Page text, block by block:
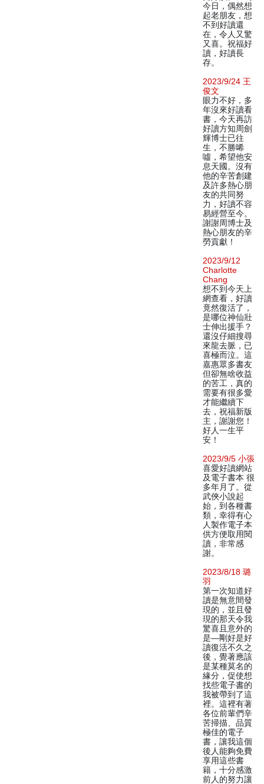
今日，偶然想
起老朋友，想
不到好讀還
在，令人又驚
又喜。祝福好
讀，好讀長
存。
2023/9/24 王
俊文
眼力不好，多
年沒來好讀看
書，今天再訪
好讀方知周劍
輝博士已往
生，不勝唏
噓，希望他安
息天國。沒有
他的辛苦創建
及許多熱心朋
友的共同努
力，好讀不容
易經營至今。
謝謝周博士及
熱心朋友的辛
勞貢獻！
2023/9/12
Charlotte
Chang
想不到今天上
網查看，好讀
竟然復活了，
是哪位神仙壯
士伸出援手？
還沒仔細搜尋
來龍去脈，已
喜極而泣。這
嘉惠眾多書友
但卻無啥收益
的苦工，真的
需要有很多愛
才能繼續下
去，祝福新版
主，謝謝您！
好人一生平
安！
2023/9/5 小張
喜愛好讀網站
及電子書本 很
多年月了。從
武俠小說起
始，到各種書
類，幸得有心
人製作電子本
供方便取用閱
讀，非常感
謝。
2023/8/18 璐
羽
第一次知道好
讀是無意間發
現的，並且發
現的那天令我
驚喜且意外的
是—剛好是好
讀復活不久之
後，覺著應該
是某種莫名的
緣分，促使想
找些電子書的
我被帶到了這
裡。這裡有著
各位前輩們辛
苦掃描、品質
極佳的電子
書，讓我這個
後人能夠免費
享用這些書
籍，十分感激
前人的努力讓